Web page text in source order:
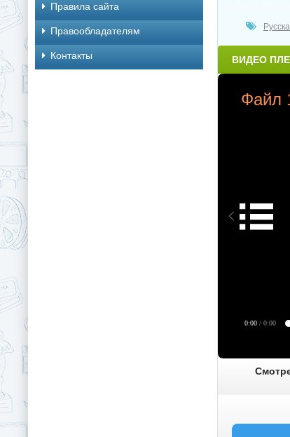
ВИДЕО
Файл
0:00 / 0:00
Правила сайта
Правообладателям
Контакты